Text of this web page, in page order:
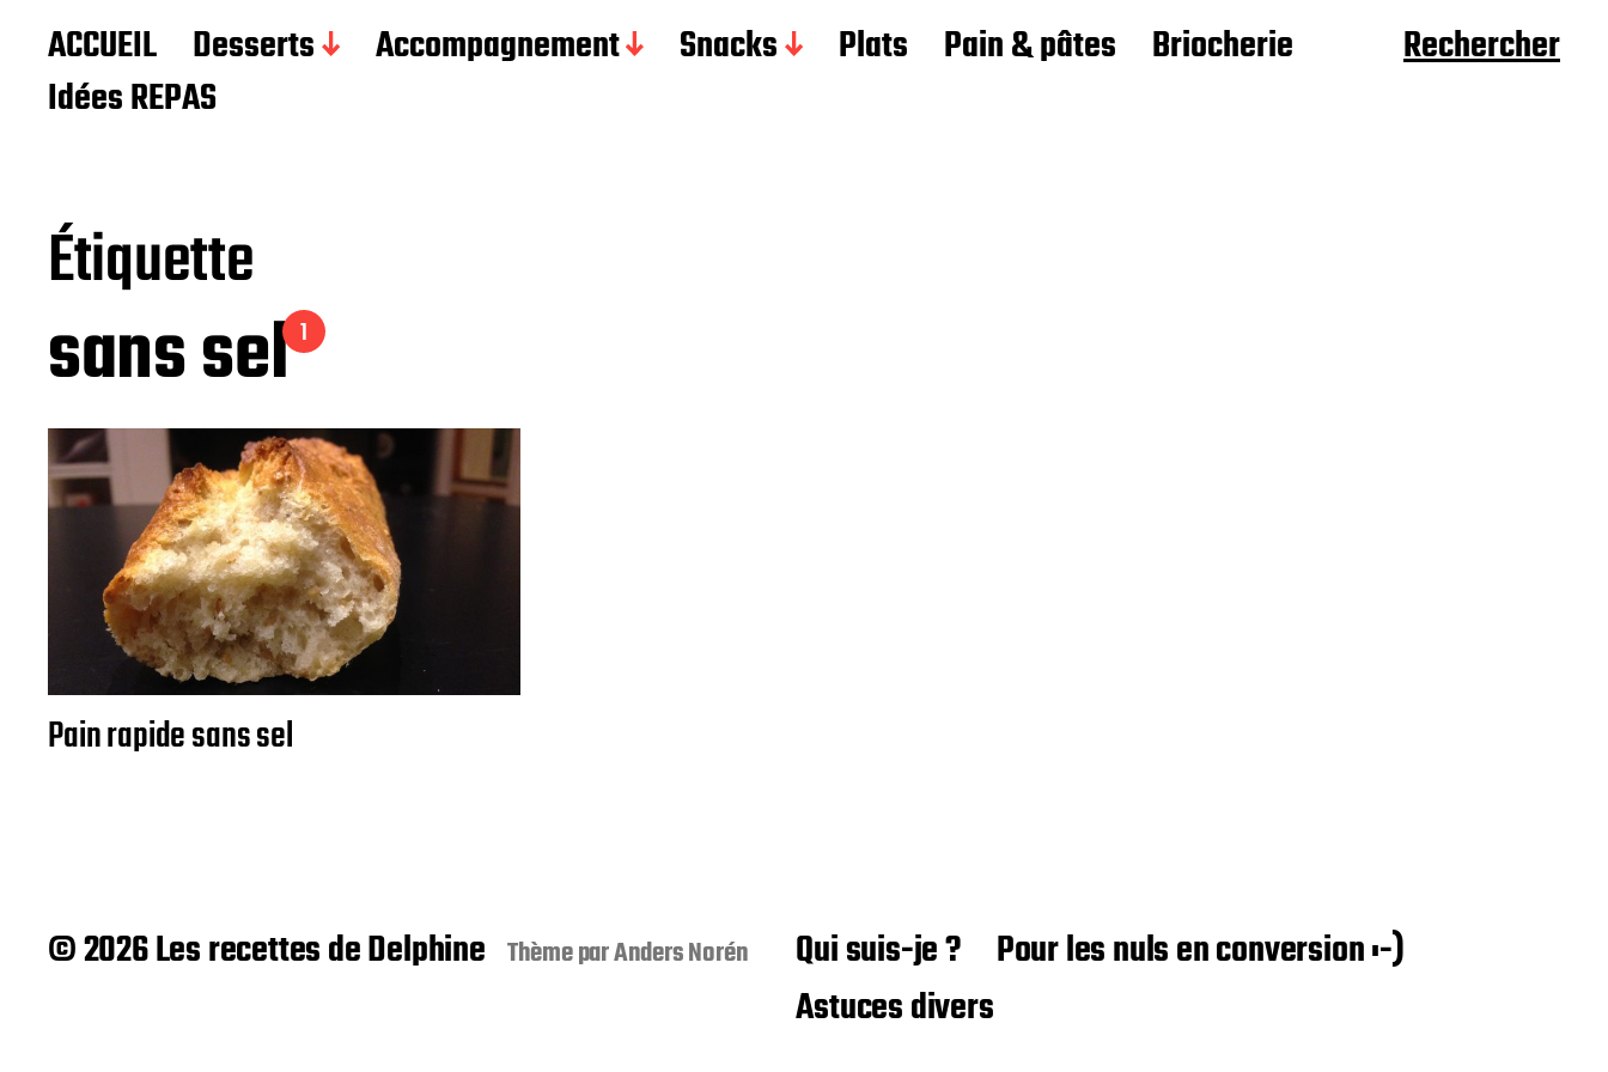
Les recettes de Delphine
ACCUEIL Desserts Accompagnement Snacks Plats Pain & pâtes
Briocherie
Idées REPAS
Rechercher
Étiquette
sans sel1
Pain rapide sans sel
© 2026 Les recettes de Delphine Thème parAnders Norén Qui suis-je ?
Pour les nuls en conversion :-)
Astuces divers